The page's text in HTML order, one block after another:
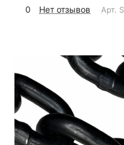
0 Нет отзывов Арт.